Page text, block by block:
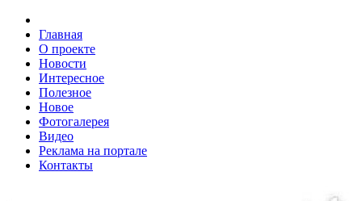
Главная
О проекте
Новости
Интересное
Полезное
Новое
Фотогалерея
Видео
Реклама на портале
Контакты